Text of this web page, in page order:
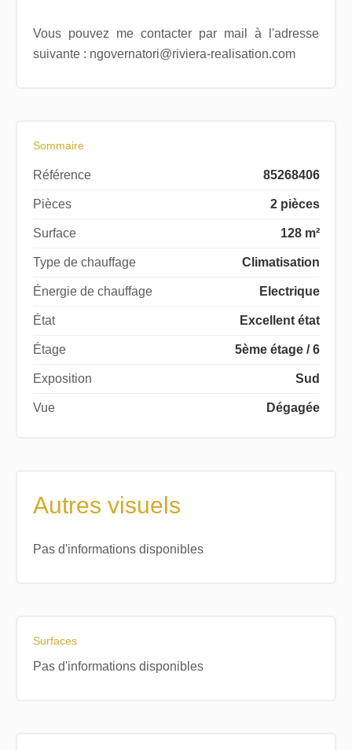
Vous pouvez me contacter par mail à l'adresse
suivante : ngovernatori@riviera-realisation.com
Sommaire
Référence 85268406
Pièces 2 pièces
Surface 128 m²
Type de chauffage Climatisation
Énergie de chauffage Electrique
État Excellent état
Étage 5ème étage / 6
Exposition Sud
Vue Dégagée
Autres visuels
Pas d'informations disponibles
Surfaces
Pas d'informations disponibles